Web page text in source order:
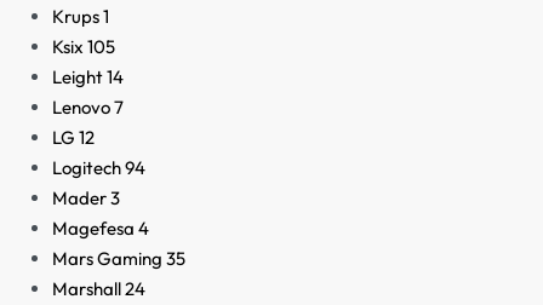
Krups1
Ksix 105
Leight14
Lenovo7
LG 12
Logitech94
Mader3
Magefesa 4
Mars Gaming 35
Marshall24